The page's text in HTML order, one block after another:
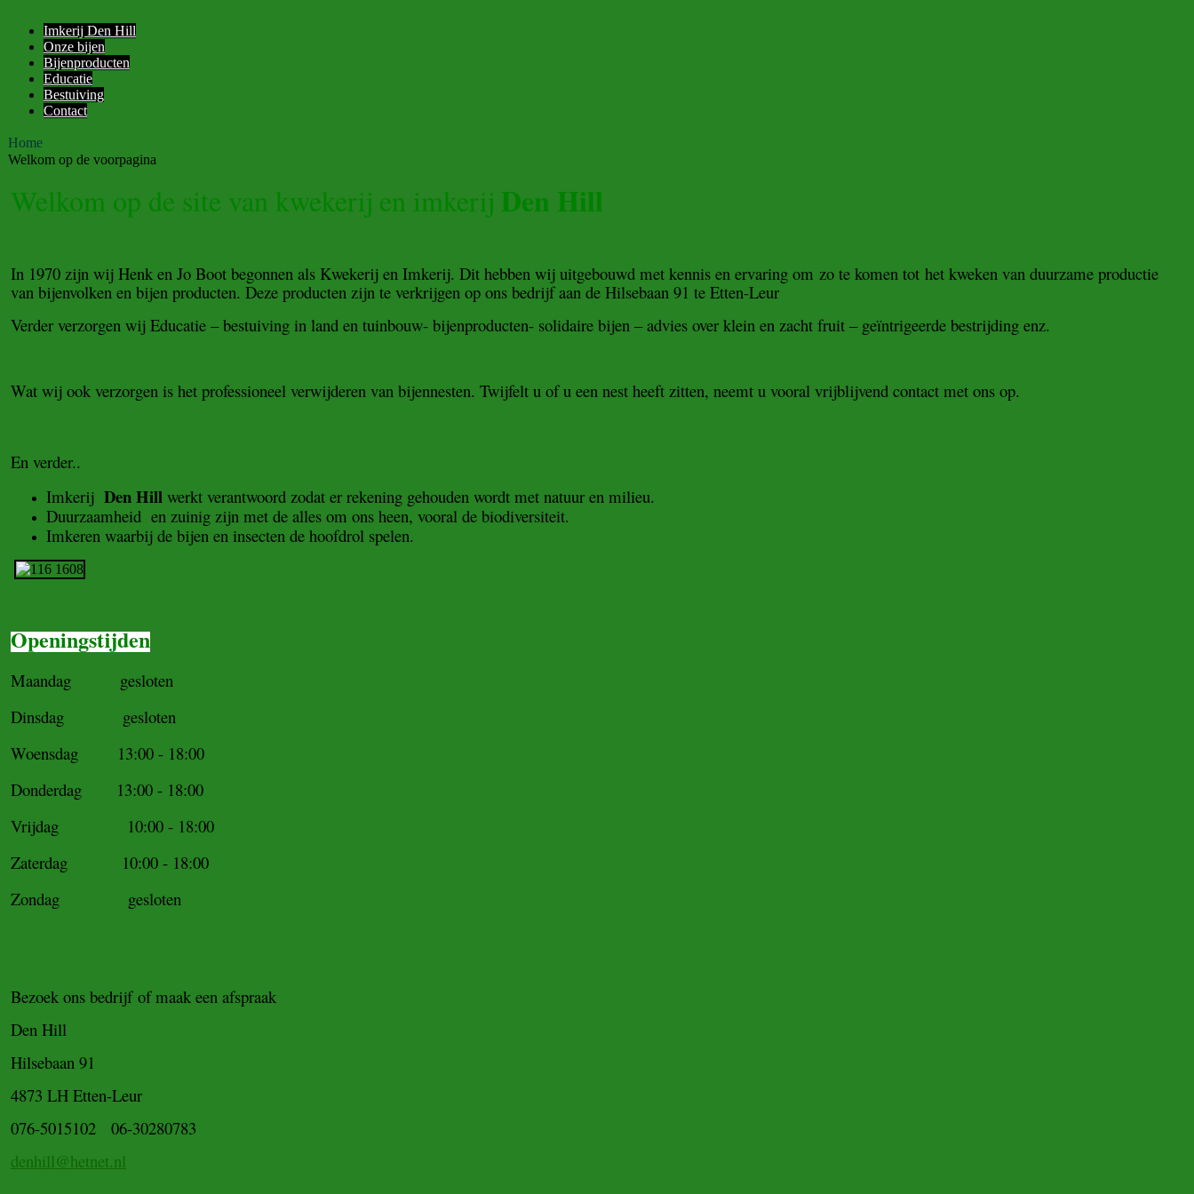
Imkerij Den Hill
Onze bijen
Bijenproducten
Educatie
Bestuiving
Contact
Home
Welkom op de voorpagina
Welkom op de site van kwekerij en imkerij Den Hill
In 1970 zijn wij Henk en Jo Boot begonnen als Kwekerij en Imkerij. Dit hebben wij uitgebouwd met kennis en ervaring om zo te komen tot het kweken van duurzame productie
van bijenvolken en bijen producten. Deze producten zijn te verkrijgen op ons bedrijf aan de Hilsebaan 91 te Etten-Leur
Verder verzorgen wij Educatie – bestuiving in land en tuinbouw- bijenproducten- solidaire bijen – advies over klein en zacht fruit – geïntrigeerde bestrijding enz.
Wat wij ook verzorgen is het professioneel verwijderen van bijennesten. Twijfelt u of u een nest heeft zitten, neemt u vooral vrijblijvend contact met ons op.
En verder..
Imkerij Den Hill werkt verantwoord zodat er rekening gehouden wordt met natuur en milieu.
Duurzaamheid en zuinig zijn met de alles om ons heen, vooral de biodiversiteit.
Imkeren waarbij de bijen en insecten de hoofdrol spelen.
Openingstijden
Maandag gesloten
Dinsdag gesloten
Woensdag 13:00 - 18:00
Donderdag 13:00 - 18:00
Vrijdag 10:00 - 18:00
Zaterdag 10:00 - 18:00
Zondag gesloten
Bezoek ons bedrijf of maak een afspraak
Den Hill
Hilsebaan 91
4873 LH Etten-Leur
076-5015102 06-30280783
denhill@hetnet.nl